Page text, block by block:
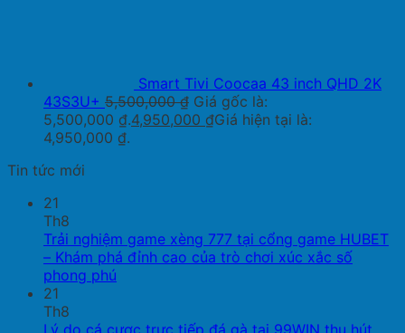
Smart Tivi Coocaa 43 inch QHD 2K
43S3U+ 5,500,000₫ Giá gốc là:
5,500,000 ₫.4,950,000 ₫Giá hiện tại là:
4,950,000 ₫.
Tin tức mới
21
Th8
Trải nghiệm game xèng 777 tại cổng game HUBET
– Khám phá đỉnh cao của trò chơi xúc xắc số
phong phú
21
Th8